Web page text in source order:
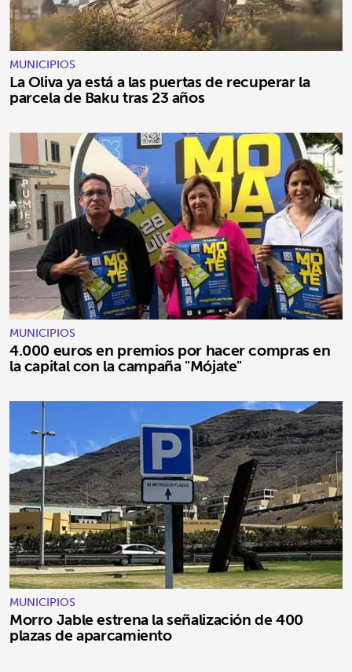
MUNICIPIOS
La Oliva ya está a las puertas de recuperar la
parcela de Baku tras 23 años
MUNICIPIOS
4.000 euros en premios por hacer compras en
la capital con la campaña "Mójate"
MUNICIPIOS
Morro Jable estrena la señalización de 400
plazas de aparcamiento